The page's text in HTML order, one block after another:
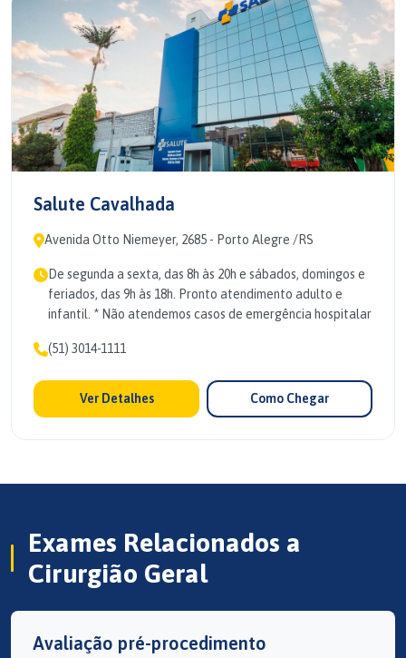
Salute Cavalhada
Avenida Otto Niemeyer, 2685 - Porto Alegre /RS
De segunda a sexta, das 8h às 20h e sábados, domingos e
feriados, das 9h às 18h. Pronto atendimento adulto e
infantil. * Não atendemos casos de emergência hospitalar
(51) 3014-1111
Ver Detalhes Como Chegar
Exames Relacionados a
Cirurgião Geral
Avaliação pré-procedimento